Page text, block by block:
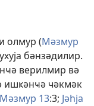
олмур (Мәзмур
бәнзәдилир.
верилмир вә
ишҝәнҹә чәкмәк
Мәзмур 13:3; Јәһја